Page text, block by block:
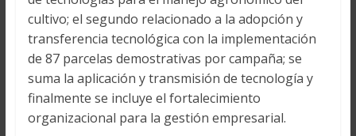
cultivo; el segundo relacionado a la adopción y
transferencia tecnológica con la implementación
de 87 parcelas demostrativas por campaña; se
suma la aplicación y transmisión de tecnología y
finalmente se incluye el fortalecimiento
organizacional para la gestión empresarial.